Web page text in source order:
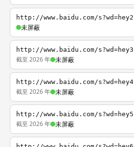
http://www.baidu.com/s?wd=hey2
未屏蔽
http://www.baidu.com/s?wd=hey3
截至 2026 年 未屏蔽
http://www.baidu.com/s?wd=hey4
截至 2026 年 未屏蔽
http://www.baidu.com/s?wd=hey5
截至 2026 年 未屏蔽